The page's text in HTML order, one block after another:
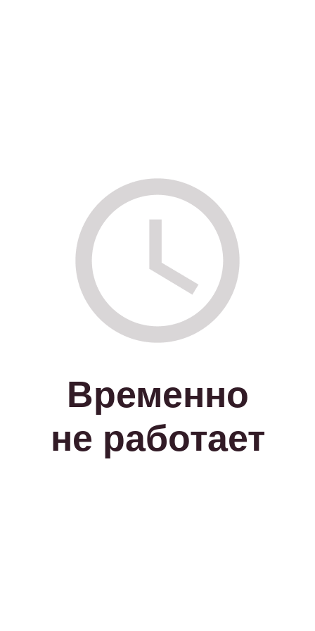
Временно
не работает